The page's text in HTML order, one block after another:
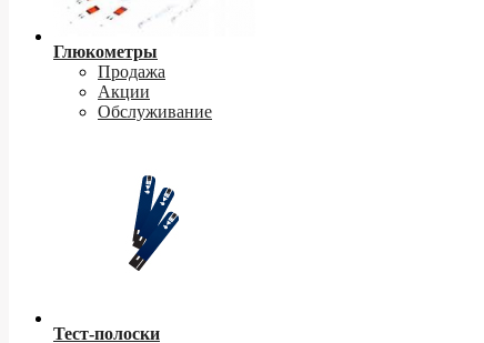
Глюкометры
Продажа
Акции
Обслуживание
Тест-полоски